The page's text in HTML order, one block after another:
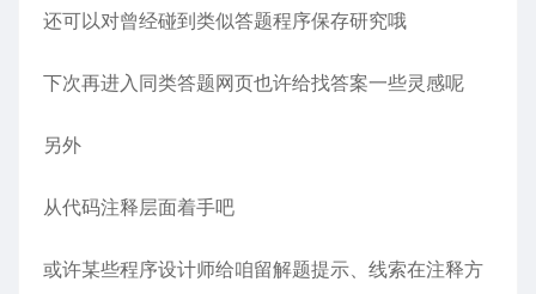
还可以对曾经碰到类似答题程序保存研究哦
下次再进入同类答题网页也许给找答案一些灵感呢
另外
从代码注释层面着手吧
或许某些程序设计师给咱留解题提示、线索在注释方